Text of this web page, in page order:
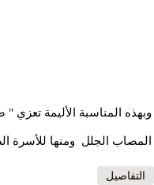
وبهذه المناسبة الأليمة تعزي
المصاب الجلل ومنها للأسرة
التفاصيل